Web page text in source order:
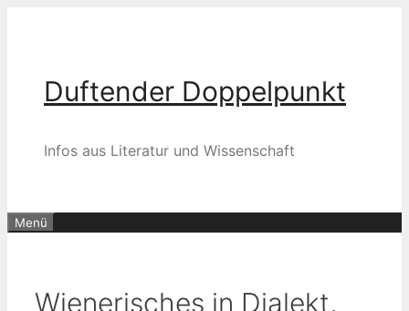
Duftender Doppelpunkt
Infos aus Literatur und Wissenschaft
Menü
Wienerisches in Dialekt,